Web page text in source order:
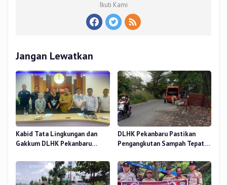
Ikuti Kami
Jangan Lewatkan
Kabid Tata Lingkungan dan
Gakkum DLHK Pekanbaru
Regional Sumatra
DLHK Pekanbaru Pastikan
Pengangkutan Sampah Tepat
Kecamatan Rumbai